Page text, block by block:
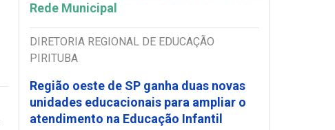
Rede Municipal
DIRETORIA REGIONAL DE EDUCAÇÃO
PIRITUBA
Região oeste de SP ganha duas novas
unidades educacionais para ampliar o
atendimento na Educação Infantil